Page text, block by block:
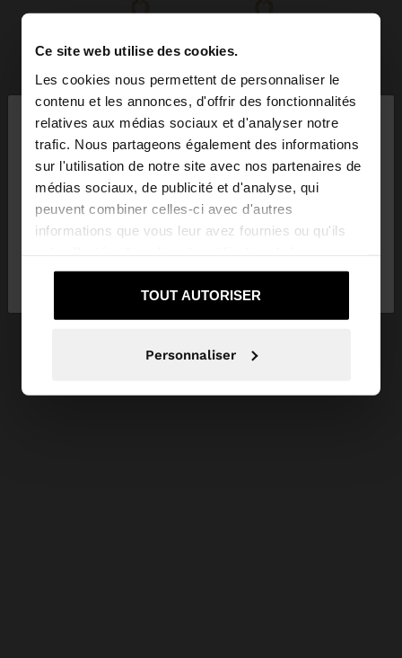
Ce site web utilise des cookies.
Les cookies nous permettent de personnaliser le
contenu et les annonces, d'offrir des fonctionnalités
relatives aux médias sociaux et d'analyser notre
trafic. Nous partageons également des informations
sur l'utilisation de notre site avec nos partenaires de
médias sociaux, de publicité et d'analyse, qui
peuvent combiner celles-ci avec d'autres
informations que vous leur avez fournies ou qu'ils
services.
TOUT AUTORISER
Personnaliser
bonjour ×
Vous accédez au site depuis Belgique. Voulez-vous
parcourir notre site au United States?